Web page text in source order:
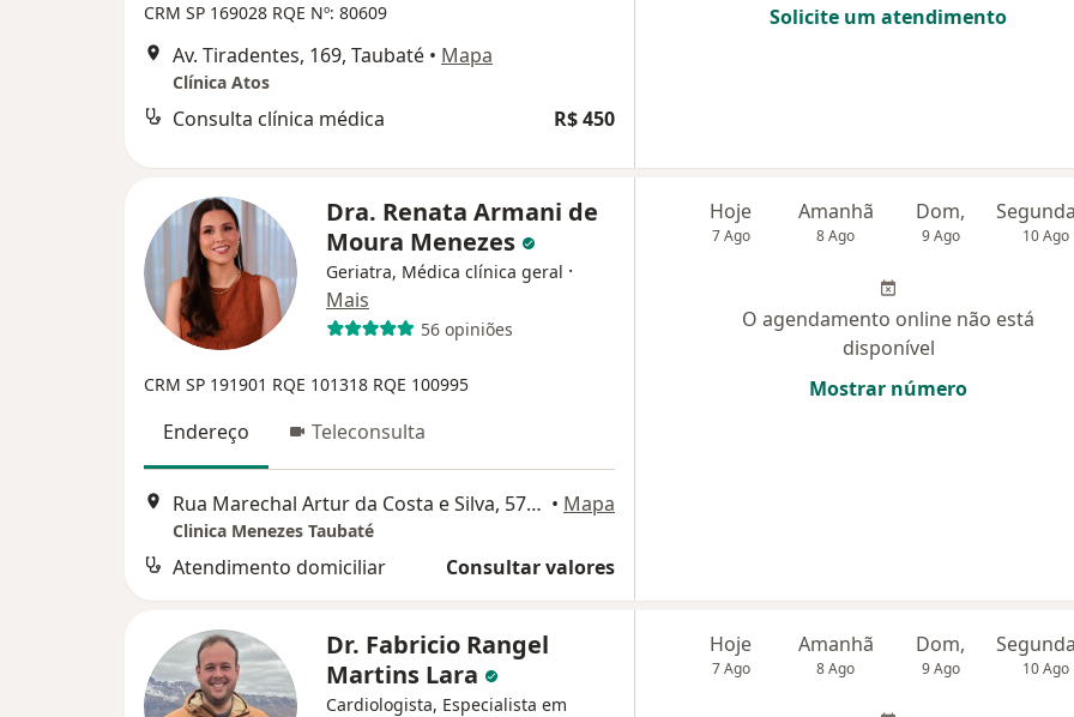
CRM SP 169028 RQE Nº: 80609
Av. Tiradentes, 169, Taubaté • Mapa
Clínica Atos
Consulta clínica médica R$ 450
Solicite um atendimento
Dra. Renata Armani de
Moura Menezes
Geriatra, Médica clínica geral ·
Mais
56 opiniões
CRM SP 191901 RQE 101318 RQE 100995
Endereço Teleconsulta
Rua Marechal Artur da Costa e Silva, 577, Taubaté • Mapa
Clinica Menezes Taubaté
Atendimento domiciliar Consultar valores
Hoje
7 Ago
Amanhã
8 Ago
Dom,
9 Ago 10 Ago
O agendamento online não está
disponível
Mostrar número
Dr. Fabricio Rangel
Martins Lara
Cardiologista, Especialista em
Hoje
7 Ago
Amanhã
8 Ago
Dom,
9 Ago 10 Ago